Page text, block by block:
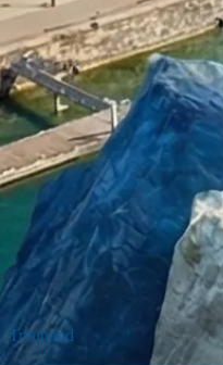
Treuhand